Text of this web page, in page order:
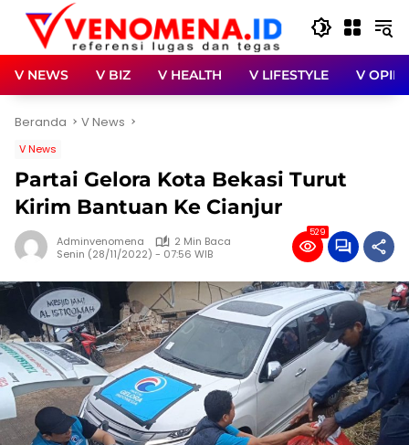
Langsung
konten
V NEWS V BIZ V HEALTH V LIFESTYLE V OPINI
Beranda V News
V News
Partai Gelora Kota Bekasi Turut
Kirim Bantuan Ke Cianjur
Adminvenomena
2 Min Baca
Senin (28/11/2022) - 07:56 WIB
529